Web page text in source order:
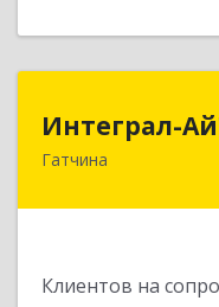
Интеграл-
Гатчина
Клиентов на
188300,